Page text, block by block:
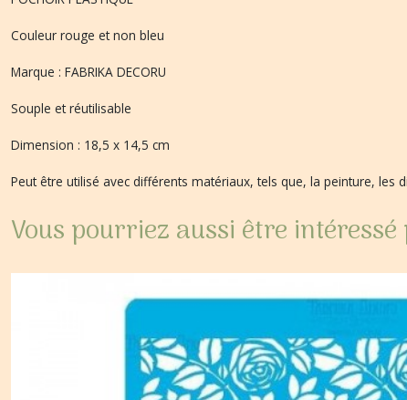
Couleur rouge et non bleu
Marque : FABRIKA DECORU
Souple et réutilisable
Dimension : 18,5 x 14,5 cm
Peut être utilisé avec différents matériaux, tels que, la peinture,
Vous pourriez aussi être